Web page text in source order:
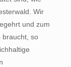
Wir
und zum
so